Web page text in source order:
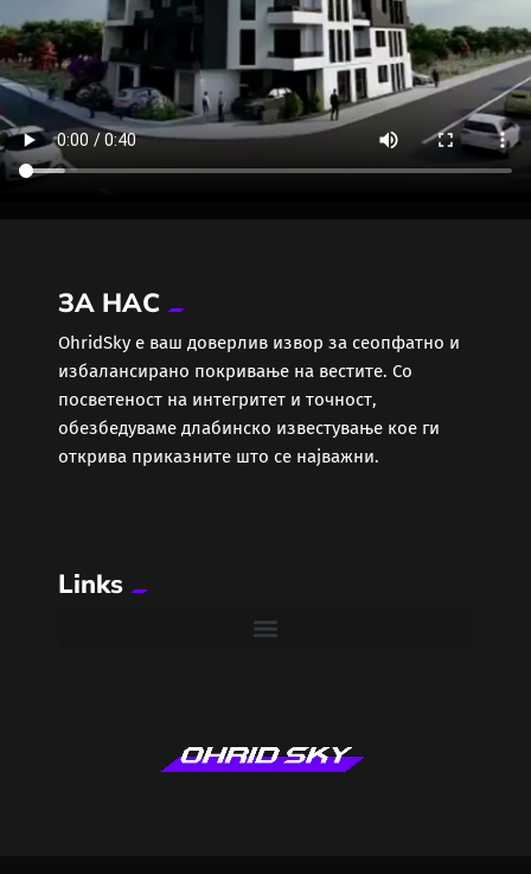
ЗА НАС
ОhridSky е ваш доверлив извор за сеопфатно и
избалансирано покривање на вестите. Со
посветеност на интегритет и точност,
обезбедуваме длабинско известување кое ги
открива приказните што се најважни.
Links